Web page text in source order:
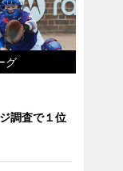
グ
調査で１位